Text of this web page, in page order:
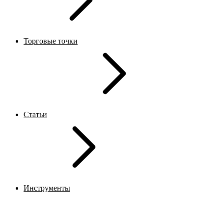
Торговые точки
Статьи
Инструменты